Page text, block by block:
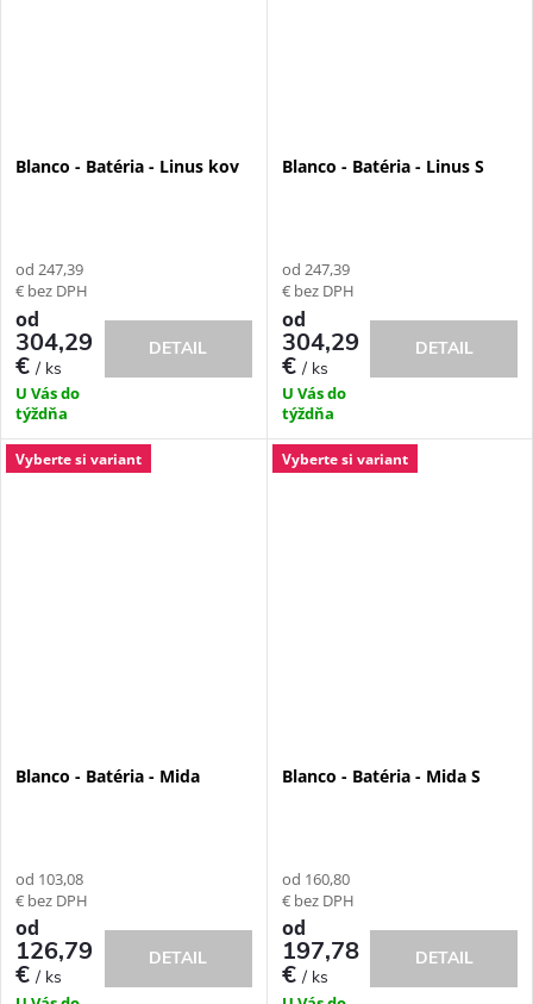
Blanco - Batéria - Linus kov
od 247,39
€ bez DPH
od
304,29
€/ ks
U Vás do
týždňa
DETAIL
Blanco - Batéria - Linus S
od 247,39
€ bez DPH
od
304,29
€/ ks
U Vás do
týždňa
DETAIL
Vyberte si variant
Blanco - Batéria - Mida
od 103,08
€ bez DPH
od
126,79
€/ ks
DETAIL
Vyberte si variant
Blanco - Batéria - Mida S
od 160,80
€ bez DPH
od
197,78
€/ ks
DETAIL